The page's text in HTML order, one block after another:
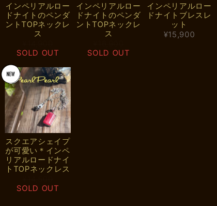
インペリアルロー
ドナイトのペンダ
ントTOPネックレ
ス
SOLD OUT
インペリアルロー
ドナイトのペンダ
ントTOPネックレ
ス
SOLD OUT
インペリアルロー
ドナイトブレスレ
ット
¥15,900
スクエアシェイプ
が可愛い＊インペ
リアルロードナイ
トTOPネックレス
SOLD OUT